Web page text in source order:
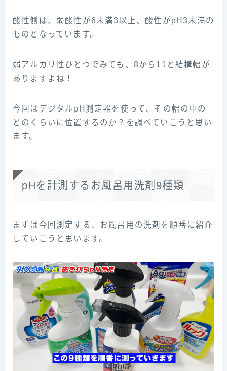
酸性側は、弱酸性が6未満3以上、酸性がpH3未満の
ものとなっています。
弱アルカリ性ひとつでみても、8から11と結構幅が
ありますよね！
今回はデジタルpH測定器を使って、その幅の中の
どのくらいに位置するのか？を調べていこうと思い
ます。
pHを計測するお風呂用洗剤9種類
まずは今回測定する、お風呂用の洗剤を順番に紹介
していこうと思います。